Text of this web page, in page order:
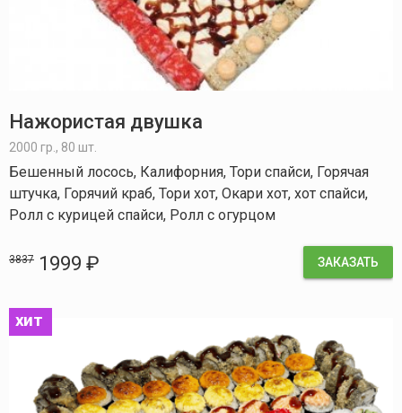
Нажористая двушка
2000 гр., 80 шт.
Бешенный лосось, Калифорния, Тори спайси, Горячая
штучка, Горячий краб, Тори хот, Окари хот, хот спайси,
Ролл с курицей спайси, Ролл с огурцом
3837 1999 ₽ ЗАКАЗАТЬ
хит